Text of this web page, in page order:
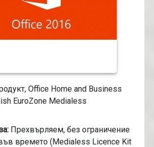
Office Home and Business
EuroZone Medialess
Прехвърляем, без ограничение
времето (Medialess Licence Kit